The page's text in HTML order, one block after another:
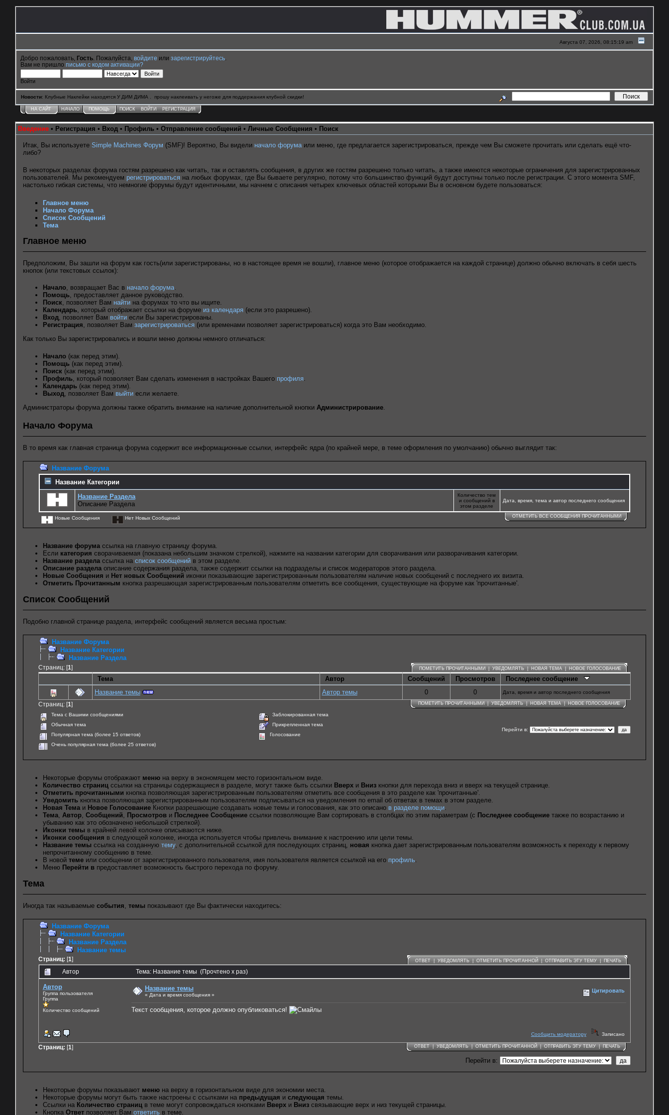
Августа 07, 2026, 08:15:19 am
Добро пожаловать, Гость . Пожалуйста, войдите или зарегистрируйтесь
Вам не пришло письмо с кодом активации?
Войти
Новости: Клубные Наклейки находятся У ДИМ ДИМА . прошу наклеивать у негоже для поддержания клубной скидки!
НА САЙТ НАЧАЛО ПОМОЩЬ ПОИСК ВОЙТИ РЕГИСТРАЦИЯ
Введение • Регистрация • Вход • Профиль • Отправление сообщений • Личные Сообщения • Поиск
Итак, Вы используете Simple Machines Форум (SMF)! Вероятно, Вы видели начало форумаили меню, где предлагается зарегистрироваться, прежде чем Вы сможете прочитать или сделать ещё что-
либо?
В некоторых разделах форума гостям разрешено как читать, так и оставлять сообщения, в других же гостям разрешено только читать, а также имеются некоторые ограничения для зарегистрированных
пользователей. Мы рекомендуем регистрироватьсяна любых форумах, где Вы бываете регулярно, потому что большинство функций будут доступны только после регистрации. С этого момента SMF,
настолько гибкая системы, что немногие форумы будут идентичными, мы начнем с описания четырех ключевых областей которыми Вы в основном будете пользоваться:
Главное меню
Начало Форума
Список Сообщений
Тема
Главное меню
Предположим, Вы зашли на форум как гость(или зарегистрированы, но в настоящее время не вошли), главное меню (которое отображается на каждой странице) должно обычно включать в себя шесть
кнопок (или текстовых ссылок):
Начало, возвращает Вас в начало форума.
Помощь, предоставляет данное руководство.
Поиск, позволяет Вам найтина форумах то что вы ищите.
Календарь, который отображает ссылки на форуме из календаря(если это разрешено).
Вход, позволяет Вам войтиесли Вы зарегистрированы.
Регистрация, позволяет Вам зарегистрироваться(или временами позволяет зарегистрироваться) когда это Вам необходимо.
Как только Вы зарегистрировались и вошли меню должны немного отличаться:
Начало(как перед этим).
Помощь(как перед этим).
Поиск (как перед этим).
Профиль, который позволяет Вам сделать изменения в настройках Вашего профиля.
Календарь(как перед этим).
Выход , позволяет Вам выйтиесли желаете.
Администраторы форума должны также обратить внимание на наличие дополнительной кнопки Администрирование.
Начало Форума
В то время как главная страница форума содержит все информационные ссылки, интерфейс ядра (по крайней мере, в теме оформления по умолчанию) обычно выглядит так:
Название Форума
Название Категории
Название Раздела
Описание Раздела
Количество тем
и сообщений в
этом разделе
Дата, время, тема и автор последнего сообщения
Новые Сообщения Нет Новых Сообщений ОТМЕТИТЬ ВСЕ СООБЩЕНИЯ ПРОЧИТАННЫМИ
Название форумассылка на главную страницу форума.
Если категория сворачиваемая (показана небольшим значком стрелкой), нажмите на названии категории для сворачивания или разворачивания категории.
Название разделассылка на список сообщенийв этом разделе.
Описание разделаописание содержания раздела, также содержит ссылки на подразделы и список модераторов этого раздела.
Новые Сообщения и Нет новых Сообщений иконки показывающие зарегистрированным пользователям наличие новых сообщений с последнего их визита.
Отметить Прочитанным кнопка разрешающая зарегистрированным пользователям отметить все сообщения, существующие на форуме как 'прочитанные'.
Список Сообщений
Подобно главной странице раздела, интерфейс сообщений является весьма простым:
Название Форума
Название Категории
Название Раздела
Страниц: [1] ПОМЕТИТЬ ПРОЧИТАННЫМИ УВЕДОМЛЯТЬ| НОВАЯ ТЕМА| НОВОЕ ГОЛОСОВАНИЕ
Тема Автор Сообщений Просмотров
Последнее сообщение
Название темы
Автор темы 0 0 Дата, время и автор последнего сообщения
Страниц: [1] ПОМЕТИТЬ ПРОЧИТАННЫМИ|УВЕДОМЛЯТЬ|НОВАЯ ТЕМА|НОВОЕ ГОЛОСОВАНИЕ
Тема с Вашими сообщениями
Обычная тема
Популярная тема (более 15 ответов)
Очень популярная тема (более 25 ответов)
Заблокированная тема
Прикрепленная тема
Голосование
Перейти в:
Некоторые форумы отображают меню на верху в экономящем место горизонтальном виде.
Количество страницссылки на страницы содержащиеся в разделе, могут также быть ссылки Вверхи Внизкнопки для перехода вниз и вверх на текущей странице.
Отметить прочитанными кнопка позволяющая зарегистрированным пользователям отметить все сообщения в это разделе как 'прочитанные'.
Уведомитькнопка позволяющая зарегистрированным пользователям подписываться на уведомления по email об ответах в темах в этом разделе.
Новая Темаи Новое ГолосованиеКнопки разрешающие создавать новые темы и голосования, как это описано в разделе помощи.
Тема, Автор, Сообщений, Просмотрови Последнее Сообщениессылки позволяющие Вам сортировать в столбцах по этим параметрам (с Последнее сообщениетакже по возрастанию и
убыванию как это обозначено небольшой стрелкой).
Иконки темы в крайней левой колонке описываются ниже.
Иконки сообщения в следующей колонке, иногда используется чтобы привлечь внимание к настроению или цели темы.
Название темы ссылка на созданную тему, с дополнительной ссылкой для последующих страниц, новая кнопка дает зарегистрированным пользователям возможность к переходу к первому
непрочитанному сообщению в теме.
В новой темеили сообщении от зарегистрированного пользователя, имя пользователя является ссылкой на его профиль.
Меню Перейти впредоставляет возможность быстрого перехода по форуму.
Тема
Иногда так называемые события темы показывают где Вы фактически находитесь:
Название Форума
Название Категории
Название Раздела
Название темы
Страниц: [1] ОТВЕТ| УВЕДОМЛЯТЬ| ОТМЕТИТЬ ПРОЧИТАННОЙ ОТПРАВИТЬ ЭТУ ТЕМУ| ПЕЧАТЬ
Автор Тема: Название темы (Прочтено x раз)
Автор
Группа пользователя
Группа
Количество сообщений
Название темы
« Дата и время сообщения »
Цитировать
Текст сообщения, которое должно опубликоваться!
Сообщить модератору Записано
Страниц: [1] ОТВЕТ|УВЕДОМЛЯТЬ|ОТМЕТИТЬ ПРОЧИТАННОЙ|ОТПРАВИТЬ ЭТУ ТЕМУ|ПЕЧАТЬ
Перейти в:
Некоторые форумы показывают менюна верху в горизонтальном виде для экономии места.
Некоторые форумы могут быть также настроены с ссылками на предыдущая и следующая темы.
Ссылки на Количество страницв теме могут сопровождаться кнопками Вверхи Внизсвязывающие верх и низ текущей страницы.
Кнопка Ответпозволяет Вам ответитьв теме.